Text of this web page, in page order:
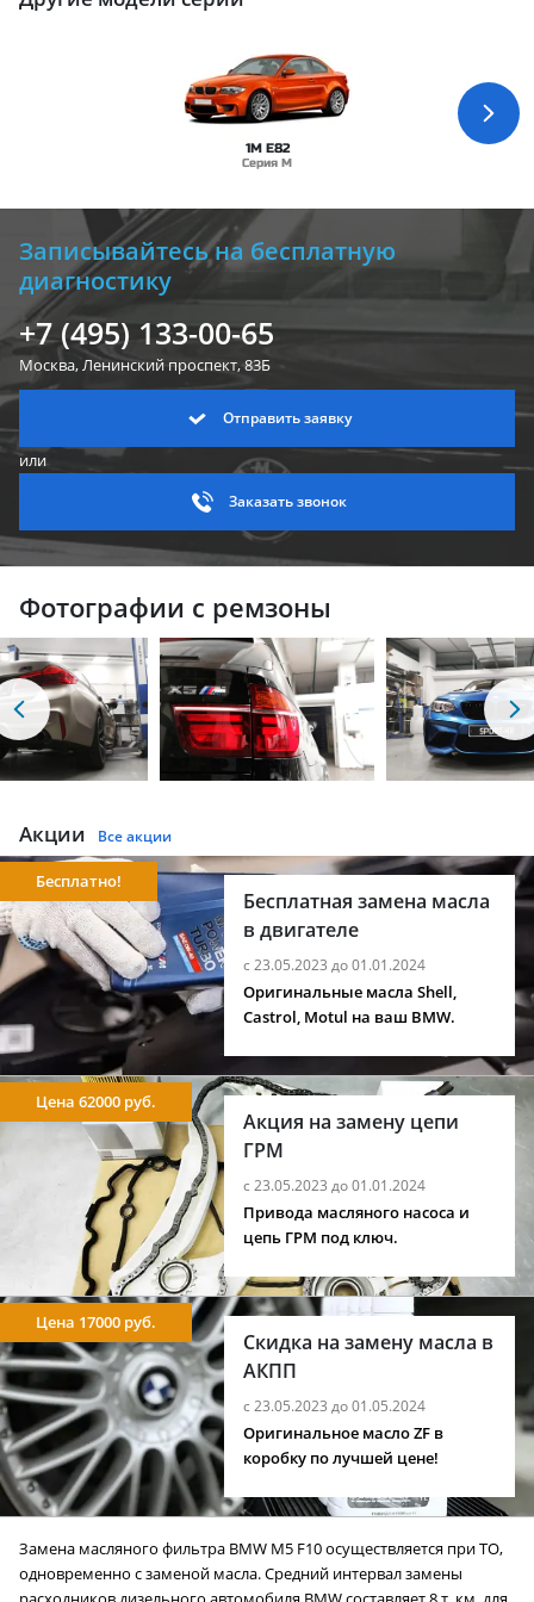
1M E82
Серия M
Записывайтесь на бесплатную
диагностику
+7 (495) 133-00-65
Москва, Ленинскийпроспект, 83Б
Отправить заявку
или
Заказать звонок
Фотографии с ремзоны
Акции Все акции
Бесплатная замена масла
в двигателе
с 23.05.2023 до 01.01.2024
Бесплатно!
Оригинальные масла Shell,
Castrol, Motul на ваш BMW.
Акция на замену цепи
ГРМ
с 23.05.2023 до 01.01.2024
Цена 62000 руб.
Привода масляного насоса и
цепь ГРМ под ключ.
Скидка на замену масла в
АКПП
с 23.05.2023 до 01.05.2024
Цена 17000 руб.
Оригинальное масло ZF в
коробку по лучшей цене!
Замена масляного фильтра BMW M5 F10 осуществляется при ТО,
одновременно с заменой масла. Средний интервал замены